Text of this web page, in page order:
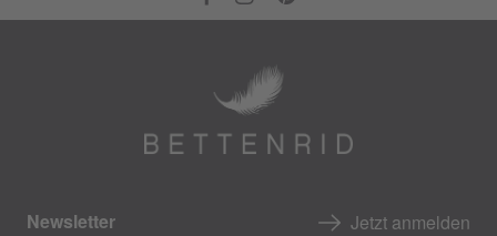
Newsletter Jetzt anmelden